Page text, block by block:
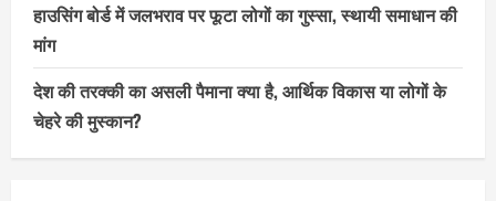
हाउसिंग बोर्ड में जलभराव पर फूटा लोगों का गुस्सा, स्थायी समाधान की
मांग
देश की तरक्की का असली पैमाना क्या है, आर्थिक विकास या लोगों के
चेहरे की मुस्कान?